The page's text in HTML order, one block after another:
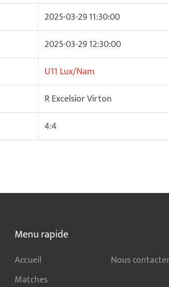
2025-03-29 11:30:00
2025-03-29 12:30:00
U11 Lux/Nam
R Excelsior Virton
4:4
Menu rapide
Accueil
Matches
Nous